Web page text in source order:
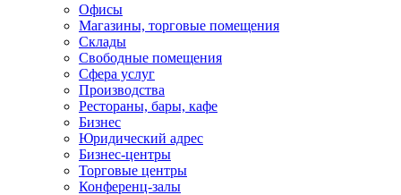
Офисы
Магазины, торговые помещения
Склады
Свободные помещения
Сфера услуг
Производства
Рестораны, бары, кафе
Бизнес
Юридический адрес
Бизнес-центры
Торговые центры
Конференц-залы